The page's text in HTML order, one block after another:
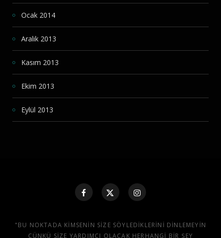
Ocak 2014
Aralık 2013
Kasım 2013
Ekim 2013
Eylül 2013
"BU NOKTADA KIMSENIN SIZE SÖYLEDIKLERINI DINLEMEYIN
ÇÜNKÜ SIZE YARDIMCI OLACAK HERHANGI BIR ŞEY